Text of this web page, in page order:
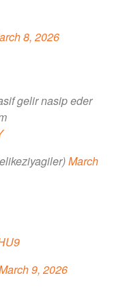
8, 2026
gelir nasip eder
March
9, 2026